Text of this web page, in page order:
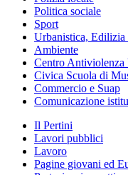
Politica sociale
Sport
Urbanistica, Edilizia
Ambiente
Centro Antiviolenza
Civica Scuola di
Commercio e Suap
Comunicazione
Il Pertini
Lavori pubblici
Lavoro
Pagine giovani ed